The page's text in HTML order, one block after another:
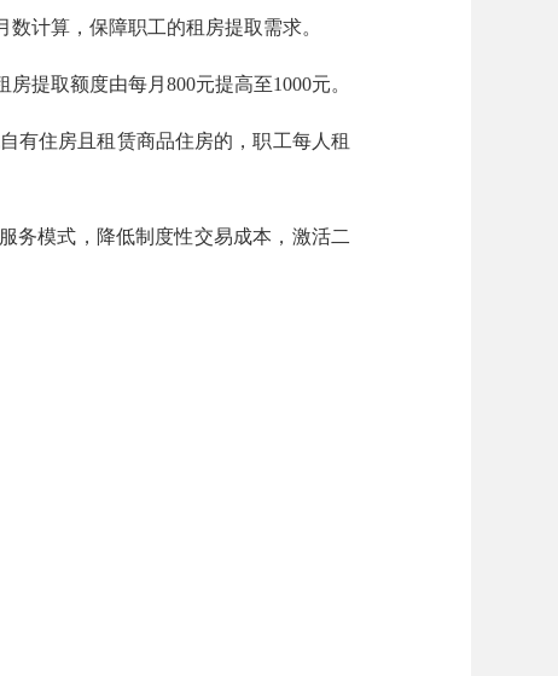
计算，保障职工的租房提取需求。
取额度由每月800元提高至1000元。
住房且租赁商品住房的，职工每人租
模式，降低制度性交易成本，激活二